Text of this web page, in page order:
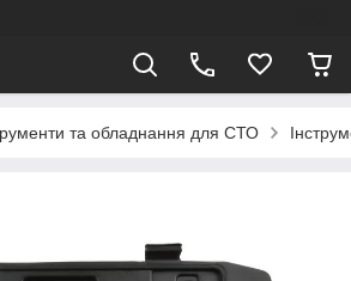
та обладнання для СТО